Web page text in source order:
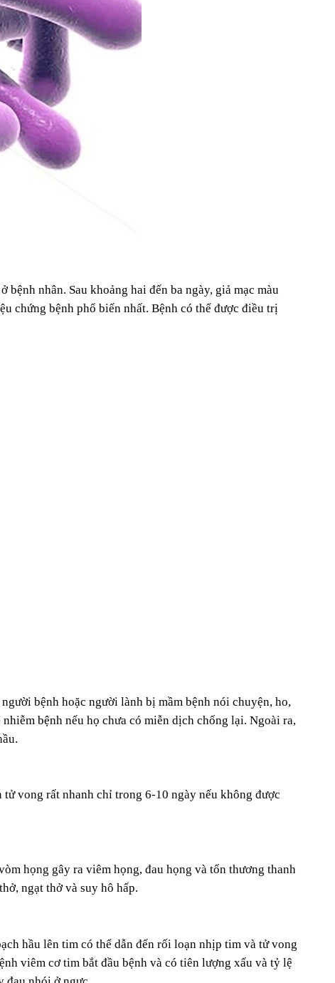
nhân. Sau khoảng hai đến ba ngày, giả mạc màu
chứng bệnh phổ biến nhất. Bệnh có thể được điều trị
bệnh hoặc người lành bị mầm bệnh nói chuyện, ho,
bệnh nếu họ chưa có miễn dịch chống lại. Ngoài ra,
vong rất nhanh chỉ trong 6-10 ngày nếu không được
họng gây ra viêm họng, đau họng và tổn thương thanh
ngạt thở và suy hô hấp.
hầu lên tim có thể dẫn đến rối loạn nhịp tim và tử vong
viêm cơ tim bắt đầu bệnh và có tiên lượng xấu và tỷ lệ